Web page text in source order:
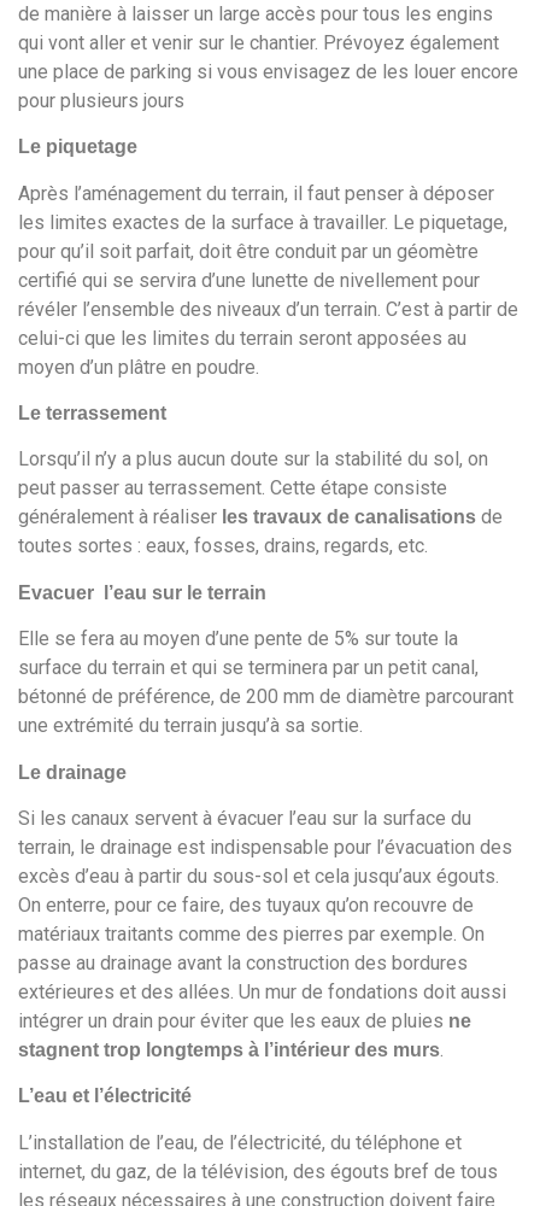
de manière à laisser un large accès pour tous les engins
qui vont aller et venir sur le chantier. Prévoyez également
une place de parking si vous envisagez de les louer encore
pour plusieurs jours
Le piquetage
Après l’aménagement du terrain, il faut penser à déposer
les limites exactes de la surface à travailler. Le piquetage,
pour qu’il soit parfait, doit être conduit par un géomètre
certifié qui se servira d’une lunette de nivellement pour
révéler l’ensemble des niveaux d’un terrain. C’est à partir de
celui-ci que les limites du terrain seront apposées au
moyen d’un plâtre en poudre.
Le terrassement
Lorsqu’il n’y a plus aucun doute sur la stabilité du sol, on
peut passer au terrassement. Cette étape consiste
généralement à réaliser les travaux de canalisations de
toutes sortes : eaux, fosses, drains, regards, etc.
Evacuer l’eau sur le terrain
Elle se fera au moyen d’une pente de 5% sur toute la
surface du terrain et qui se terminera par un petit canal,
bétonné de préférence, de 200 mm de diamètre parcourant
une extrémité du terrain jusqu’à sa sortie.
Le drainage
Si les canaux servent à évacuer l’eau sur la surface du
terrain, le drainage est indispensable pour l’évacuation des
excès d’eau à partir du sous-sol et cela jusqu’aux égouts.
On enterre, pour ce faire, des tuyaux qu’on recouvre de
matériaux traitants comme des pierres par exemple. On
passe au drainage avant la construction des bordures
extérieures et des allées. Un mur de fondations doit aussi
intégrer un drain pour éviter que les eaux de pluies ne
stagnent trop longtemps à l’intérieur des murs.
L’eau et l’électricité
L’installation de l’eau, de l’électricité, du téléphone et
internet, du gaz, de la télévision, des égouts bref de tous
les réseaux nécessaires à une construction doivent faire